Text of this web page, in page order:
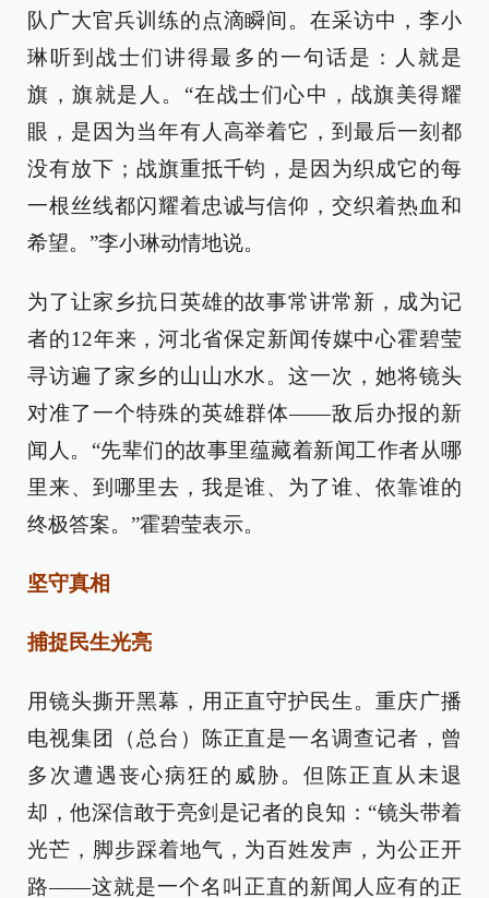
队广大官兵训练的点滴瞬间。在采访中，李小
琳听到战士们讲得最多的一句话是：人就是
旗，旗就是人。“在战士们心中，战旗美得耀
眼，是因为当年有人高举着它，到最后一刻都
没有放下；战旗重抵千钧，是因为织成它的每
一根丝线都闪耀着忠诚与信仰，交织着热血和
希望。”李小琳动情地说。
为了让家乡抗日英雄的故事常讲常新，成为记
者的12年来，河北省保定新闻传媒中心霍碧莹
寻访遍了家乡的山山水水。这一次，她将镜头
对准了一个特殊的英雄群体——敌后办报的新
闻人。“先辈们的故事里蕴藏着新闻工作者从哪
里来、到哪里去，我是谁、为了谁、依靠谁的
终极答案。”霍碧莹表示。
坚守真相
捕捉民生光亮
用镜头撕开黑幕，用正直守护民生。重庆广播
电视集团（总台）陈正直是一名调查记者，曾
多次遭遇丧心病狂的威胁。但陈正直从未退
却，他深信敢于亮剑是记者的良知：“镜头带着
光芒，脚步踩着地气，为百姓发声，为公正开
路——这就是一个名叫正直的新闻人应有的正